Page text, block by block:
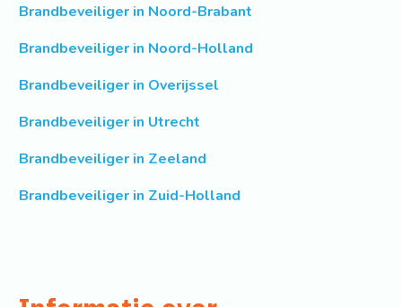
Brandbeveiliger in Noord-Brabant
Brandbeveiliger in Noord-Holland
Brandbeveiliger in Overijssel
Brandbeveiliger in Utrecht
Brandbeveiliger in Zeeland
Brandbeveiliger in Zuid-Holland